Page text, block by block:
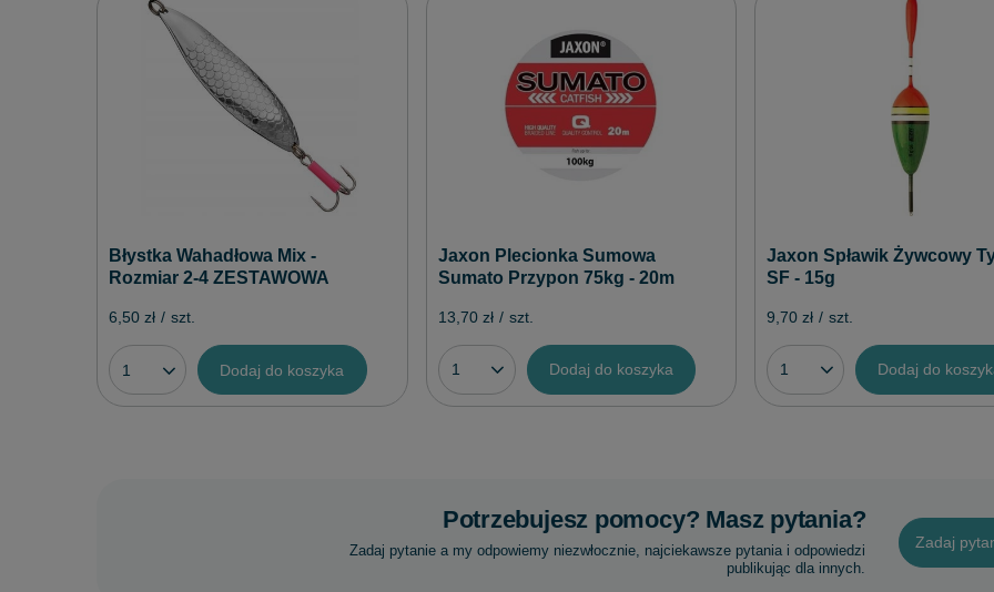
Błystka Wahadłowa Mix -
Rozmiar 2-4 ZESTAWOWA
6,50 zł / szt.
Dodaj do koszyka
Jaxon Plecionka Sumowa
Sumato Przypon 75kg - 20m
13,70 zł / szt.
Dodaj do koszyka
Jaxon Spławik Żywcowy
SF - 15g
9,70 zł / szt.
Dodaj do
Potrzebujesz pomocy? Masz pytania?
Zadaj pytanie a my odpowiemy niezwłocznie, najciekawsze pytania i odpowiedzi
publikując dla innych.
Zadaj